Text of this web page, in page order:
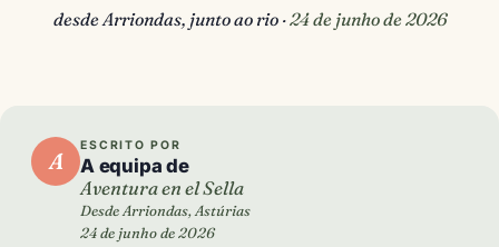
desde Arriondas, junto ao rio ·24 de junho de 2026
A
ESCRITO POR
A equipa de
Aventura en el Sella
Desde Arriondas, Astúrias
24 de junho de 2026